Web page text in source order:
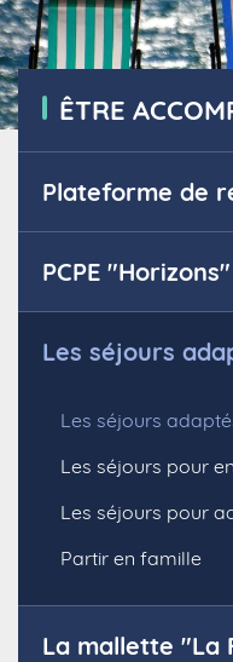
ÊTRE
Plateforme de
PCPE "Horizons"
Les séjours
Les séjours
Les séjours pour
Les séjours pour
Partir en famille
La mallette "La